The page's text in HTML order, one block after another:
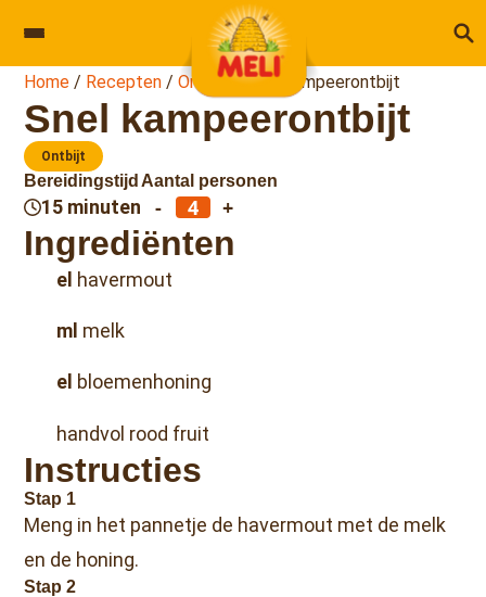
Home/ Recepten/ Ontbijt/Snel kampeerontbijt
Snel kampeerontbijt
Ontbijt
Bereidingstijd
15 minuten
Aantal personen
- +
Ingrediënten
el havermout
ml melk
el bloemenhoning
handvol rood fruit
Instructies
Stap 1
Meng in het pannetje de havermout met de melk
en de honing.
Stap 2